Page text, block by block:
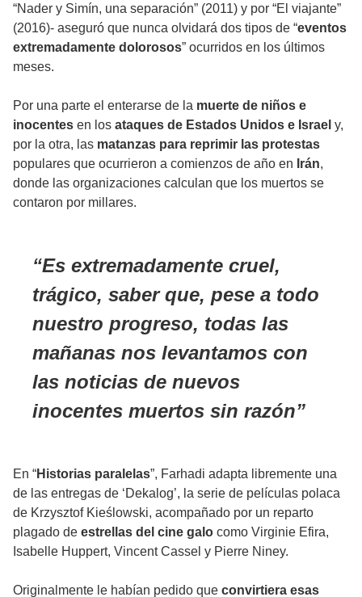
“Nader y Simín, una separación” (2011) y por “El viajante”
(2016)- aseguró que nunca olvidará dos tipos de “eventos
extremadamente dolorosos” ocurridos en los últimos
meses.
Por una parte el enterarse de la muerte de niños e
inocentes en los ataques de Estados Unidos e Israel y,
por la otra, las matanzas para reprimir las protestas
populares que ocurrieron a comienzos de año en Irán,
donde las organizaciones calculan que los muertos se
contaron por millares.
Es extremadamente cruel,
trágico, saber que, pese a todo
nuestro progreso, todas las
mañanas nos levantamos con
las noticias de nuevos
inocentes muertos sin razón
En “Historias paralelas”, Farhadi adapta libremente una
de las entregas de ‘Dekalog’, la serie de películas polaca
de Krzysztof Kieślowski, acompañado por un reparto
plagado de estrellas del cine galo como Virginie Efira,
Isabelle Huppert, Vincent Cassel y Pierre Niney.
Originalmente le habían pedido que convirtiera esas